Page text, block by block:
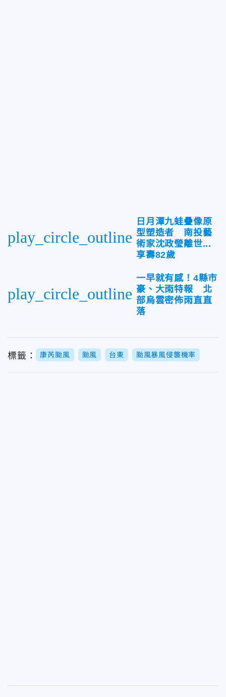
play_circle_outline
日月潭九蛙疊像原
型塑造者 南投藝
術家沈政瑩離世...
享壽82歲
play_circle_outline
一早就有感！4縣市
豪、大雨特報 北
部烏雲密佈雨直直
落
標籤： 康芮颱風 颱風 台東 颱風暴風侵襲機率